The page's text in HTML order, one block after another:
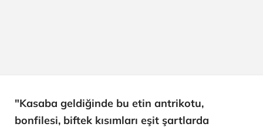
"Kasaba geldiğinde bu etin antrikotu,
bonfilesi, biftek kısımları eşit şartlarda